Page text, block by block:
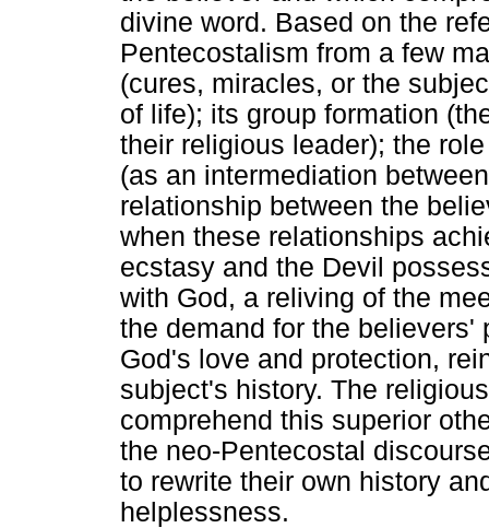
divine word. Based on the
Pentecostalism from a few
(cures, miracles, or the
of life); its group formation
their religious leader); the
(as an intermediation
relationship between the
when these relationships
ecstasy and the Devil
with God, a reliving of the
the demand for the
God's love and protection,
subject's history. The
comprehend this superior
the neo-Pentecostal
to rewrite their own history
helplessness.